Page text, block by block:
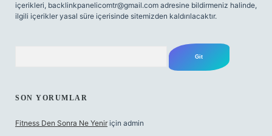
içerikleri, backlinkpanelicomtr@gmail.com adresine bildirmeniz halinde,
ilgili içerikler yasal süre içerisinde sitemizden kaldırılacaktır.
SON YORUMLAR
Fitness Den Sonra Ne Yenir için admin